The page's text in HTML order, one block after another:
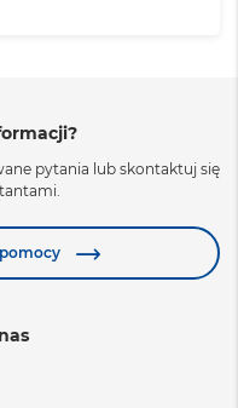
Zobacz więcej
pytania lub skontaktuj się